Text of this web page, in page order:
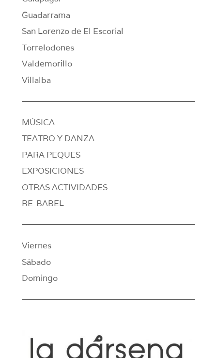
Guadarrama
San Lorenzo de El Escorial
Torrelodones
Valdemorillo
Villalba
MÚSICA
TEATRO Y DANZA
PARA PEQUES
EXPOSICIONES
OTRAS ACTIVIDADES
RE-BABEL
Viernes
Sábado
Domingo